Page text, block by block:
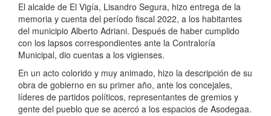
El alcalde de El Vigía, Lisandro Segura, hizo entrega de la
memoria y cuenta del período fiscal 2022, a los habitantes
del municipio Alberto Adriani. Después de haber cumplido
con los lapsos correspondientes ante la Contraloría
Municipal, dio cuentas a los vigienses.
En un acto colorido y muy animado, hizo la descripción de su
obra de gobierno en su primer año, ante los concejales,
líderes de partidos políticos, representantes de gremios y
gente del pueblo que se acercó a los espacios de Asodegaa.